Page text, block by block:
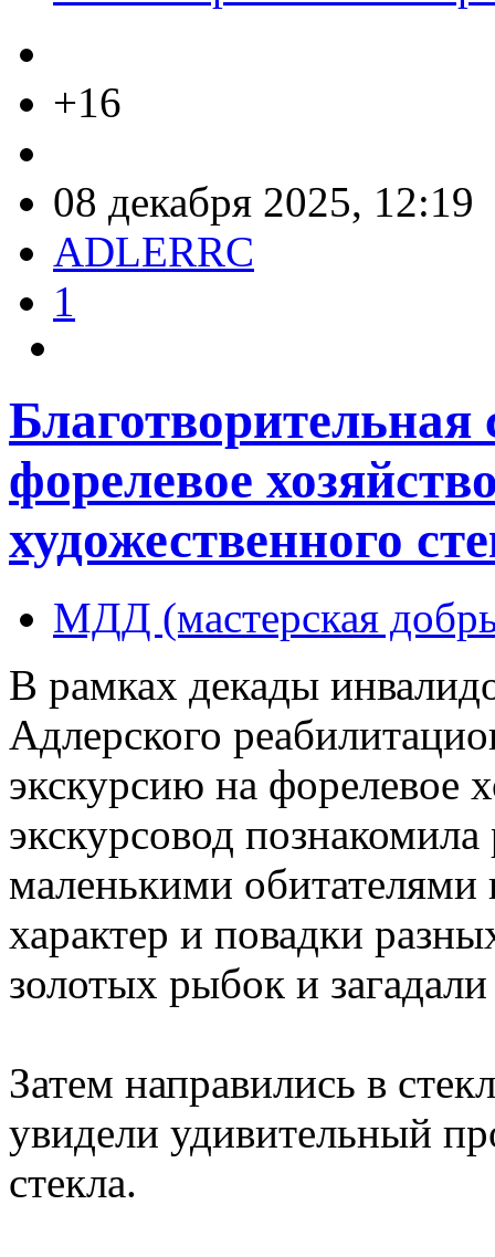
+16
08 декабря 2025, 12:19
ADLERRC
1
Благотворительная
форелевое
художественного
МДД (мастерская
В рамках декады
Адлерского
экскурсию на форелевое
экскурсовод
маленькими обитателями
характер и повадки
золотых рыбок и
Затем направились в
увидели удивительный
стекла.